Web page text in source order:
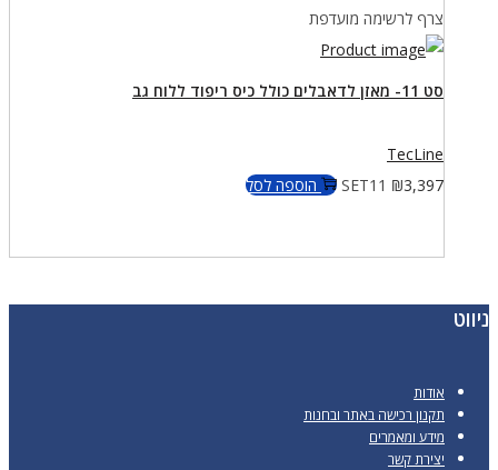
צרף לרשימה מועדפת
סט 11- מאזן לדאבלים כולל כיס ריפוד ללוח גב
TecLine
SET11 ₪3,397 הוספה לסל
ניווט
אודות
תקנון רכישה באתר ובחנות
מידע ומאמרים
יצירת קשר